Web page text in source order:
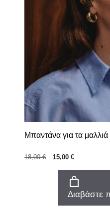
Μπαντάνα για τα
18,00€
Original
18,00 €.
15,00 €Η
τιμή
είναι:
15,00 €.
Διαβάστε